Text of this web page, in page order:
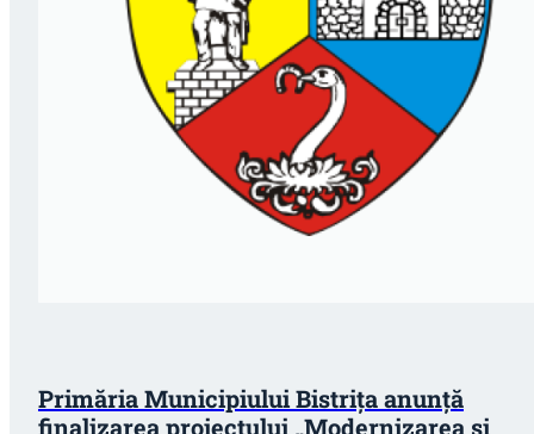
Primăria Municipiului Bistrița anunță
finalizarea proiectului „Modernizarea și